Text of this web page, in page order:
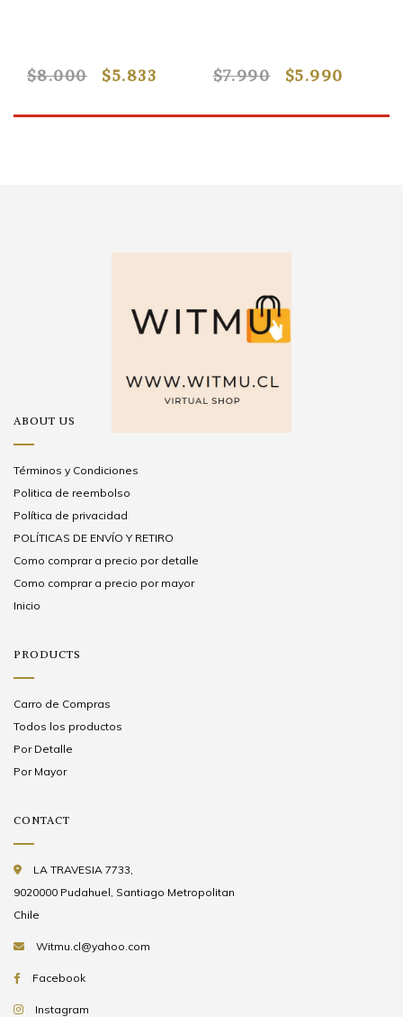
$8.000 $5.833 $7.990 $5.990
ABOUT US
Términos y Condiciones
Politica de reembolso
Política de privacidad
POLÍTICAS DE ENVÍO Y RETIRO
Como comprar a precio por detalle
Como comprar a precio por mayor
Inicio
PRODUCTS
Carro de Compras
Todos los productos
Por Detalle
Por Mayor
CONTACT
LA TRAVESIA 7733,
9020000 Pudahuel, Santiago Metropolitan
Chile
Witmu.cl@yahoo.com
Facebook
Instagram